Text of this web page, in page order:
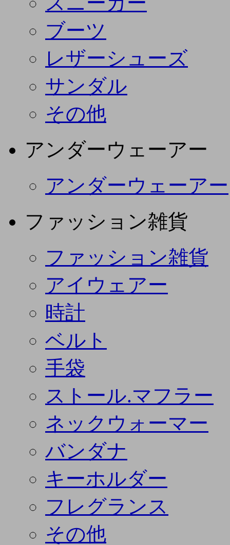
ブーツ
レザーシューズ
サンダル
その他
アンダーウェーアー
アンダーウェーアー
ファッション雑貨
ファッション雑貨
アイウェアー
時計
ベルト
手袋
ストール.マフラー
ネックウォーマー
バンダナ
キーホルダー
フレグランス
その他